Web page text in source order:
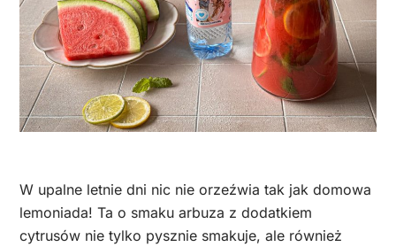
W upalne letnie dni nic nie orzeźwia tak jak domowa
lemoniada! Ta o smaku arbuza z dodatkiem
cytrusów nie tylko pysznie smakuje, ale również